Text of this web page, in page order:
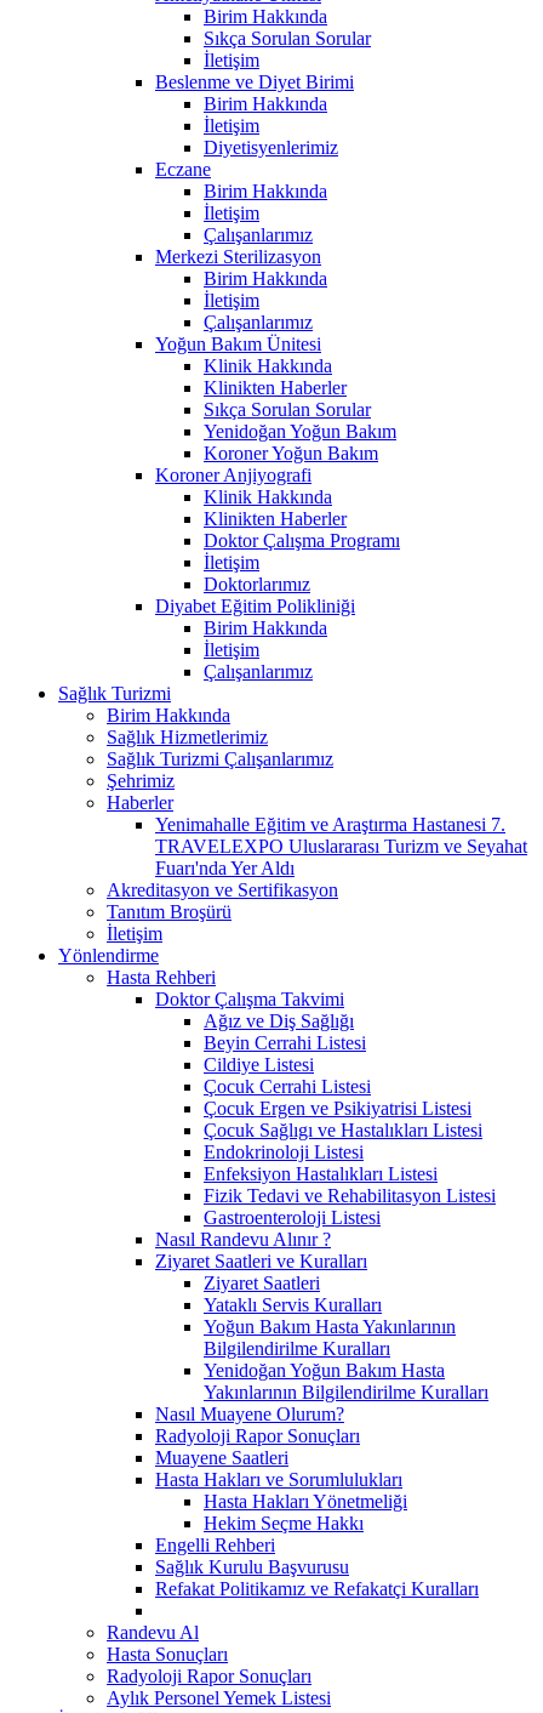
Birim Hakkında
Sıkça Sorulan Sorular
İletişim
Beslenme ve Diyet Birimi
Birim Hakkında
İletişim
Diyetisyenlerimiz
Eczane
Birim Hakkında
İletişim
Çalışanlarımız
Merkezi Sterilizasyon
Birim Hakkında
İletişim
Çalışanlarımız
Yoğun Bakım Ünitesi
Klinik Hakkında
Klinikten Haberler
Sıkça Sorulan Sorular
Yenidoğan Yoğun Bakım
Koroner Yoğun Bakım
Koroner Anjiyografi
Klinik Hakkında
Klinikten Haberler
Doktor Çalışma Programı
İletişim
Doktorlarımız
Diyabet Eğitim Polikliniği
Birim Hakkında
İletişim
Çalışanlarımız
Sağlık Turizmi
Birim Hakkında
Sağlık Hizmetlerimiz
Sağlık Turizmi Çalışanlarımız
Şehrimiz
Haberler
Yenimahalle Eğitim ve Araştırma Hastanesi 7.
TRAVELEXPO Uluslararası Turizm ve Seyahat
Fuarı'nda Yer Aldı
Akreditasyon ve Sertifikasyon
Tanıtım Broşürü
İletişim
Yönlendirme
Hasta Rehberi
Doktor Çalışma Takvimi
Ağız ve Diş Sağlığı
Beyin Cerrahi Listesi
Cildiye Listesi
Çocuk Cerrahi Listesi
Çocuk Ergen ve Psikiyatrisi Listesi
Çocuk Sağlıgı ve Hastalıkları Listesi
Endokrinoloji Listesi
Enfeksiyon Hastalıkları Listesi
Fizik Tedavi ve Rehabilitasyon Listesi
Gastroenteroloji Listesi
Nasıl Randevu Alınır ?
Ziyaret Saatleri ve Kuralları
Ziyaret Saatleri
Yataklı Servis Kuralları
Yoğun Bakım Hasta Yakınlarının
Bilgilendirilme Kuralları
Yenidoğan Yoğun Bakım Hasta
Yakınlarının Bilgilendirilme Kuralları
Nasıl Muayene Olurum?
Radyoloji Rapor Sonuçları
Muayene Saatleri
Hasta Hakları ve Sorumlulukları
Hasta Hakları Yönetmeliği
Hekim Seçme Hakkı
Engelli Rehberi
Sağlık Kurulu Başvurusu
Refakat Politikamız ve Refakatçi Kuralları
Randevu Al
Hasta Sonuçları
Radyoloji Rapor Sonuçları
Aylık Personel Yemek Listesi